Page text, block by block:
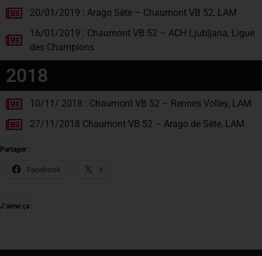
20/01/2019 : Arago Sète – Chaumont VB 52, LAM
16/01/2019 : Chaumont VB 52 – ACH Ljubljana, Ligue
des Champions
2018
10/11/ 2018 : Chaumont VB 52 – Rennes Volley, LAM
27/11/2018 Chaumont VB 52 – Arago de Sète, LAM
Partager :
Facebook X
J’aime ça :